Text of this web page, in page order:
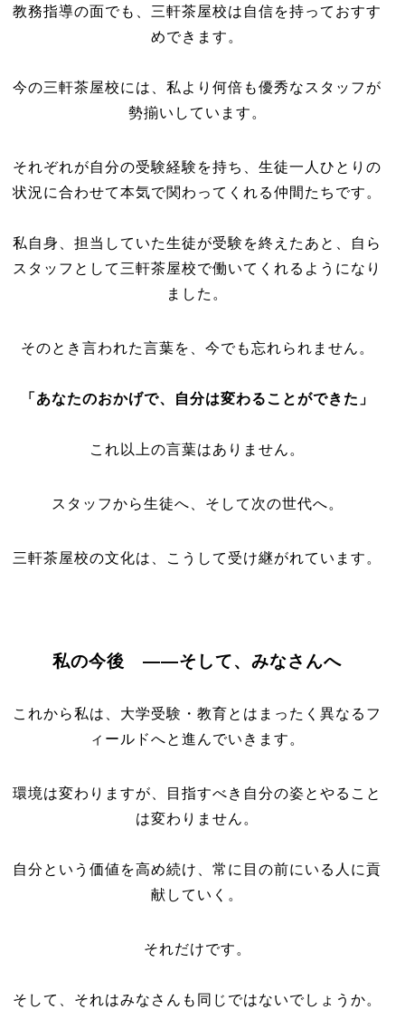
教務指導の面でも、三軒茶屋校は自信を持っておすす
めできます。
今の三軒茶屋校には、私より何倍も優秀なスタッフが
勢揃いしています。
それぞれが自分の受験経験を持ち、生徒一人ひとりの
状況に合わせて本気で関わってくれる仲間たちです。
私自身、担当していた生徒が受験を終えたあと、自ら
スタッフとして三軒茶屋校で働いてくれるようになり
ました。
そのとき言われた言葉を、今でも忘れられません。
「あなたのおかげで、自分は変わることができた」
これ以上の言葉はありません。
スタッフから生徒へ、そして次の世代へ。
三軒茶屋校の文化は、こうして受け継がれています。
私の今後 ――そして、みなさんへ
これから私は、大学受験・教育とはまったく異なるフ
ィールドへと進んでいきます。
環境は変わりますが、目指すべき自分の姿とやること
は変わりません。
自分という価値を高め続け、常に目の前にいる人に貢
献していく。
それだけです。
そして、それはみなさんも同じではないでしょうか。